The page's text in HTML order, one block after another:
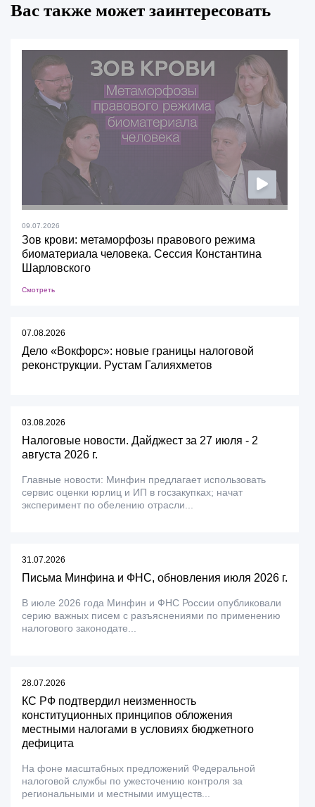
Вас также может заинтересовать
09.07.2026
Зов крови: метаморфозы правового режима
биоматериала человека. Сессия Константина
Шарловского
Смотреть
07.08.2026
Дело «Вокфорс»: новые границы налоговой
реконструкции. Рустам Галияхметов
03.08.2026
Налоговые новости. Дайджест за 27 июля - 2
августа 2026 г.
Главные новости: Минфин предлагает использовать
сервис оценки юрлиц и ИП в госзакупках; начат
эксперимент по обелению отрасли...
31.07.2026
Письма Минфина и ФНС, обновления июля 2026 г.
В июле 2026 года Минфин и ФНС России опубликовали
серию важных писем с разъяснениями по применению
налогового законодате...
28.07.2026
КС РФ подтвердил неизменность
конституционных принципов обложения
местными налогами в условиях бюджетного
дефицита
На фоне масштабных предложений Федеральной
налоговой службы по ужесточению контроля за
региональными и местными имуществ...